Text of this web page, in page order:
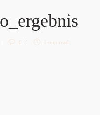
0 1 min read